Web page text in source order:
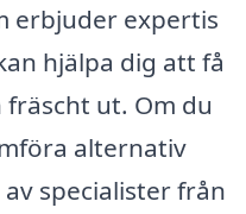
erbjuder expertis
hjälpa dig att få
ut. Om du
alternativ
specialister från